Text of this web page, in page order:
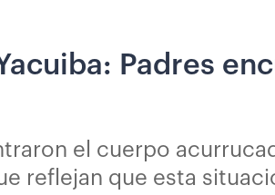
Padres
el cuerpo
reflejan que esta